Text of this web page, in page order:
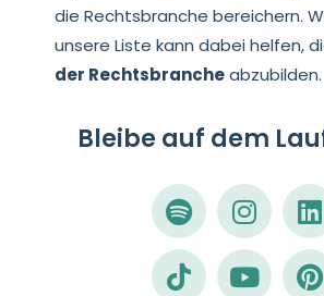
die Rechtsbranche bereichern.
unsere Liste kann dabei helfen,
der Rechtsbrancheabzubilden.
Bleibe auf dem